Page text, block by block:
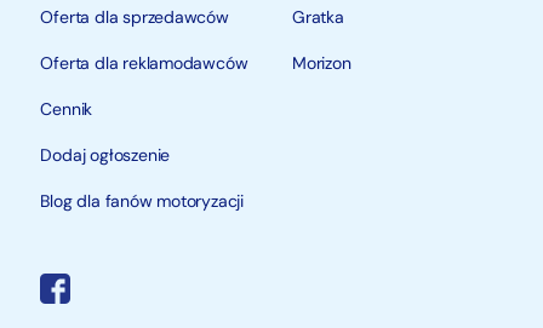
Oferta dla sprzedawców
Oferta dla reklamodawców
Cennik
Dodaj ogłoszenie
Blog dla fanów motoryzacji
Gratka
Morizon